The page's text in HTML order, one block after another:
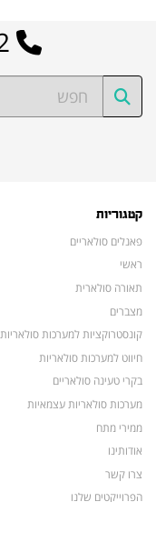
קטגוריות
פאנלים סולאריים
ראשי
תאורה סולארית
מצברים
קונסטרוקציות למערכות סולאריות
חיווט למערכות סולאריות
בקרי טעינה סולאריים
מערכות סולאריות עצמאיות
ממירי מתח
אודותינו
צרו קשר
הפרוייקטים שלנו